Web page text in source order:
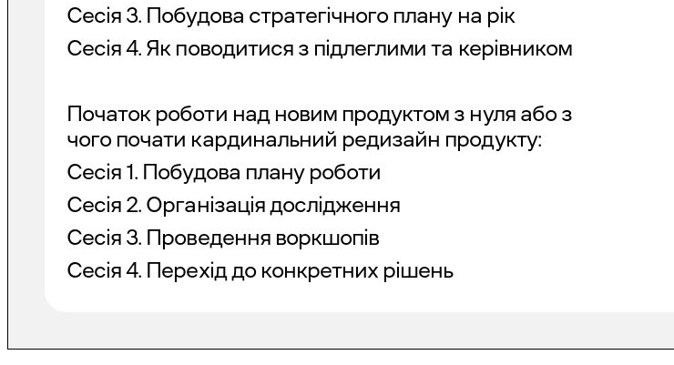
Сесія 3. Побудова стратегічного плану на рік
Сесія 4. Як поводитися з підлеглими та керівником
Початок роботи над новим продуктом з нуля або з
чого почати кардинальний редизайн продукту:
Сесія 1. Побудова плану роботи
Сесія 2. Організація дослідження
Сесія 3. Проведення воркшопів
Сесія 4. Перехід до конкретних рішень